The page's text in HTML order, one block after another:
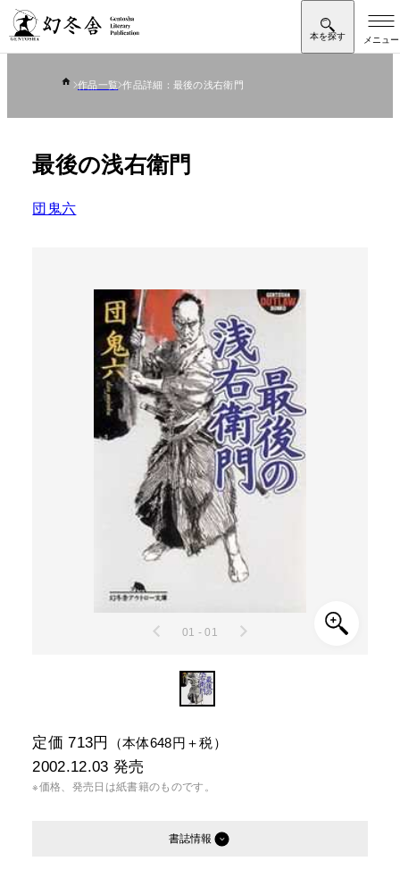
作品一覧 作品詳細：最後の浅右衛門
最後の浅右衛門
団鬼六
01 - 01
定価 713円 （本体648円＋税）
2002.12.03 発売
※価格、発売日は紙書籍のものです。
書誌情報